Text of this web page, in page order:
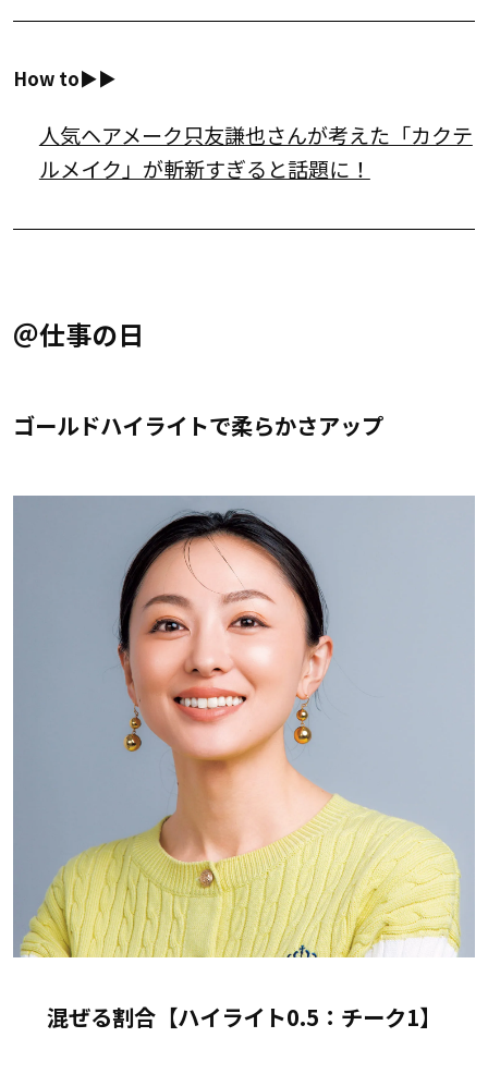
How to▶︎▶︎
人気ヘアメーク只友謙也さんが考えた「カクテ
ルメイク」が斬新すぎると話題に！
＠仕事の日
ゴールドハイライトで柔らかさアップ
混ぜる割合【ハイライト0.5：チーク1】